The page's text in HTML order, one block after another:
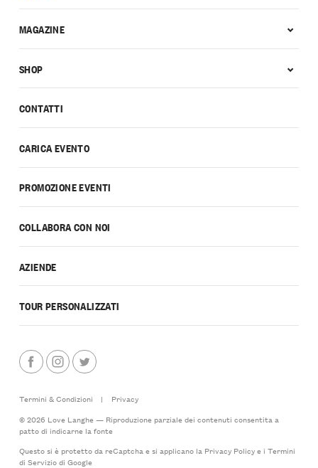
CONTATTI
CARICA EVENTO
PROMOZIONE EVENTI
COLLABORA CON NOI
AZIENDE
TOUR PERSONALIZZATI
MAGAZINE
SHOP
Termini & Condizioni |
Privacy
© 2026 Love Langhe — Riproduzione parziale dei contenuti consentita a
patto di indicarne la fonte
Questo si è protetto da reCaptcha e si applicano la Privacy Policye i Termini
di Serviziodi Google